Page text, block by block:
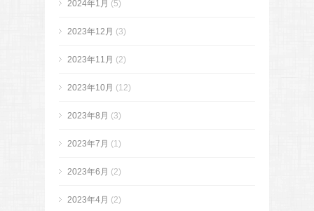
2024年1月 (5)
2023年12月 (3)
2023年11月 (2)
2023年10月 (12)
2023年8月 (3)
2023年7月 (1)
2023年6月 (2)
2023年4月 (2)